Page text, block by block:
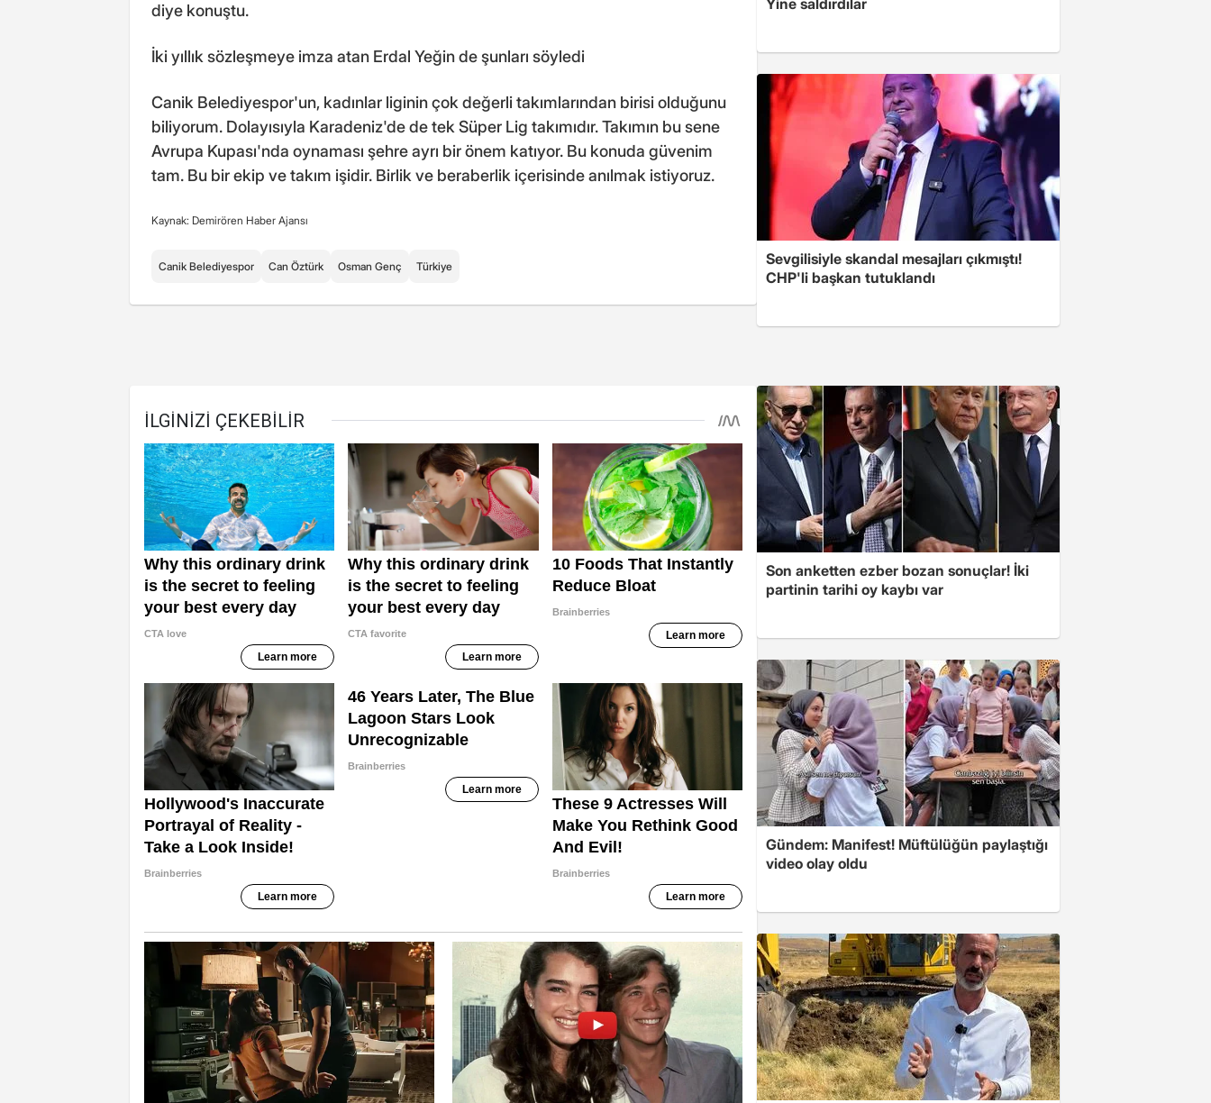
diye konuştu.
İki yıllık sözleşmeye imza atan Erdal Yeğin de şunları söyledi
Canik Belediyespor'un, kadınlar liginin çok değerli takımlarından birisi olduğunu
biliyorum. Dolayısıyla Karadeniz'de de tek Süper Lig takımıdır. Takımın bu sene
Avrupa Kupası'nda oynaması şehre ayrı bir önem katıyor. Bu konuda güvenim
tam. Bu bir ekip ve takım işidir. Birlik ve beraberlik içerisinde anılmak istiyoruz.
Kaynak: Demirören Haber Ajansı
Canik Belediyespor Can Öztürk Osman Genç Türkiye
Sevgilisiyle skandal mesajları çıkmıştı!
CHP'li başkan tutuklandı
Son anketten ezber bozan sonuçlar! İki
partinin tarihi oy kaybı var
Gündem: Manifest! Müftülüğün paylaştığı
video olay oldu